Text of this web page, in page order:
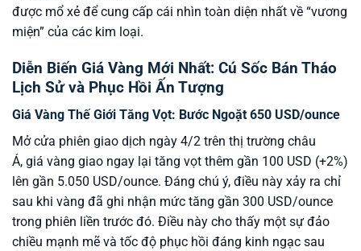
được mổ xẻ để cung cấp cái nhìn toàn diện nhất về “vương
miện” của các kim loại.
Diễn Biến Giá Vàng Mới Nhất: Cú Sốc Bán Tháo
Lịch Sử và Phục Hồi Ấn Tượng
Giá Vàng Thế Giới Tăng Vọt: Bước Ngoặt 650 USD/ounce
Mở cửa phiên giao dịch ngày 4/2 trên thị trường châu
Á, giá vàng giao ngay lại tăng vọt thêm gần 100 USD (+2%)
lên gần 5.050 USD/ounce. Đáng chú ý, điều này xảy ra chỉ
sau khi vàng đã ghi nhận mức tăng gần 300 USD/ounce
trong phiên liền trước đó. Điều này cho thấy một sự đảo
chiều mạnh mẽ và tốc độ phục hồi đáng kinh ngạc sau